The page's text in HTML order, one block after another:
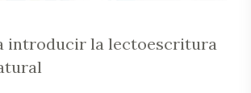
introducir la lectoescritura